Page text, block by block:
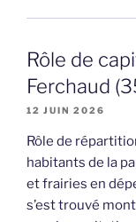
Rôle de
Ferchaud
12 JUIN 2026
Rôle de
habitants de la
et frairies en
s’est trouvé